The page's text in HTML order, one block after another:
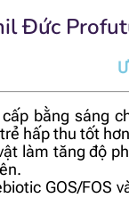
Đức
bằng sáng
hấp thu tốt
làm tăng độ
GOS/